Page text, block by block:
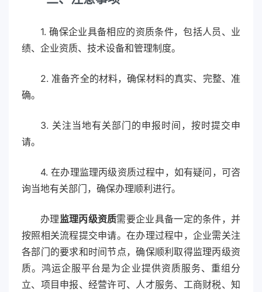
1. 确保企业具备相应的资质条件，包括人员、业
绩、企业资质、技术设备和管理制度。
2. 准备齐全的材料，确保材料的真实、完整、准
确。
3. 关注当地有关部门的申报时间，按时提交申
请。
4. 在办理监理丙级资质过程中，如有疑问，可咨
询当地有关部门，确保办理顺利进行。
办理监理丙级资质需要企业具备一定的条件，并
按照相关流程提交申请。在办理过程中，企业需关注
各部门的要求和时间节点，确保顺利取得监理丙级资
质。鸿运企服平台是为企业提供资质服务、重组分
立、项目申报、经营许可、人才服务、工商财税、知